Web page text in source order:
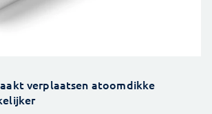
verplaatsen atoomdikke